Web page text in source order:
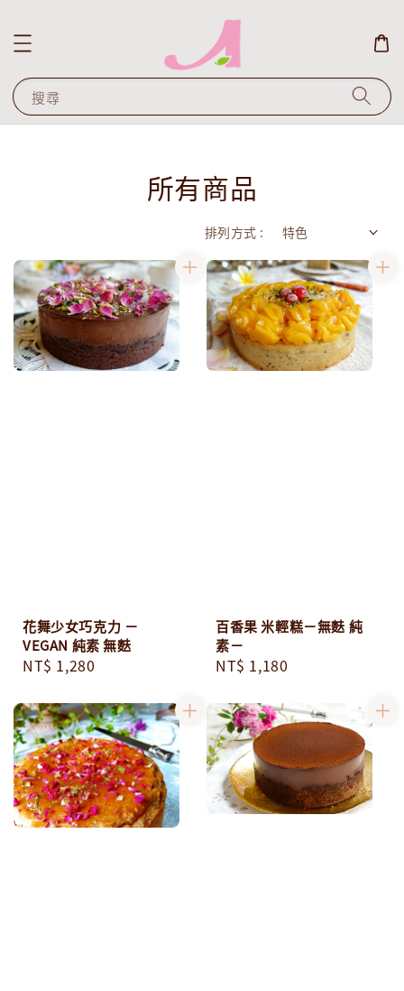
搜尋
所有商品
排列方式 :
花舞少女巧克力 －
VEGAN 純素 無麩
Regular
NT$ 1,280
百香果 米輕糕－無麩 純
素－
Regular
NT$ 1,180